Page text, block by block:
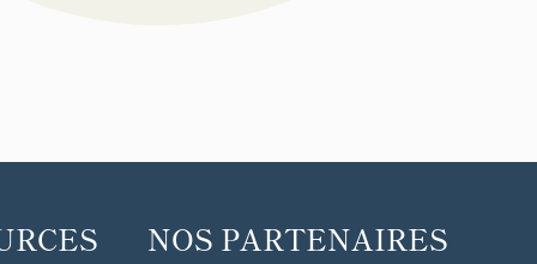
NOS PARTENAIRES